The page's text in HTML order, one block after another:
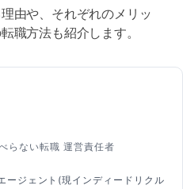
由や、それぞれのメリッ
職方法も紹介します。
らない転職 運営責任者
ージェント(現インディードリクル